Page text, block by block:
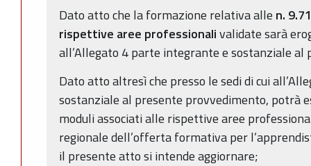
Dato atto che la formazione relativa alle n.
rispettive aree professionalivalidate sarà
all’Allegato 4 parte integrante e sostanziale
Dato atto altresì che presso le sedi di cui
sostanziale al presente provvedimento, potrà
moduli associati alle rispettive aree
regionale dell’offerta formativa per
il presente atto si intende aggiornare;